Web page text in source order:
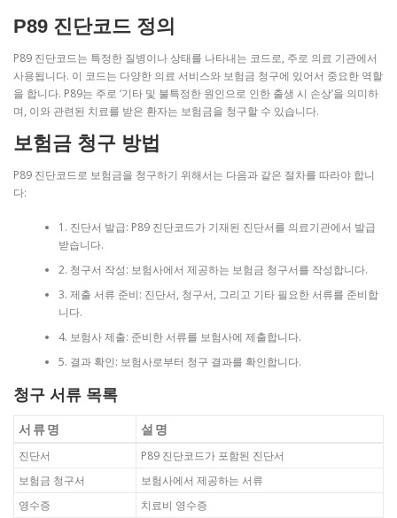
P89 진단코드 정의
P89 진단코드는 특정한 질병이나 상태를 나타내는 코드로, 주로 의료 기관에서
사용됩니다. 이 코드는 다양한 의료 서비스와 보험금 청구에 있어서 중요한 역할
을 합니다. P89는 주로 ‘기타 및 불특정한 원인으로 인한 출생 시 손상’을 의미하
며, 이와 관련된 치료를 받은 환자는 보험금을 청구할 수 있습니다.
보험금 청구 방법
P89 진단코드로 보험금을 청구하기 위해서는 다음과 같은 절차를 따라야 합니
다:
1. 진단서 발급: P89 진단코드가 기재된 진단서를 의료기관에서 발급
받습니다.
2. 청구서 작성: 보험사에서 제공하는 보험금 청구서를 작성합니다.
3. 제출 서류 준비: 진단서, 청구서, 그리고 기타 필요한 서류를 준비합
니다.
4. 보험사 제출: 준비한 서류를 보험사에 제출합니다.
5. 결과 확인: 보험사로부터 청구 결과를 확인합니다.
청구 서류 목록
서류명 설명
진단서
P89 진단코드가 포함된 진단서
보험금 청구서
보험사에서 제공하는 서류
영수증
치료비 영수증